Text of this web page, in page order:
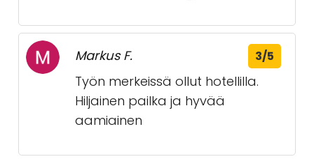
Markus F. 3/5
Työn merkeissä ollut hotellilla.
Hiljainen pailka ja hyvää
aamiainen